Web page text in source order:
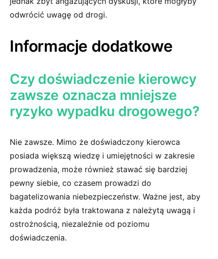
odwrócić ‌uwagę⁤ od drogi.
Informacje dodatkowe
Czy ⁣doświadczenie kierowcy
zawsze oznacza mniejsze
ryzyko wypadku drogowego?
Nie zawsze. Mimo że doświadczony kierowca
posiada większą wiedzę i umiejętności w zakresie
prowadzenia, może również stawać się bardziej
pewny siebie, co czasem prowadzi do
bagatelizowania niebezpieczeństw.​ Ważne jest, aby
każda podróż była traktowana z należytą uwagą i
ostrożnością, niezależnie od poziomu
doświadczenia.